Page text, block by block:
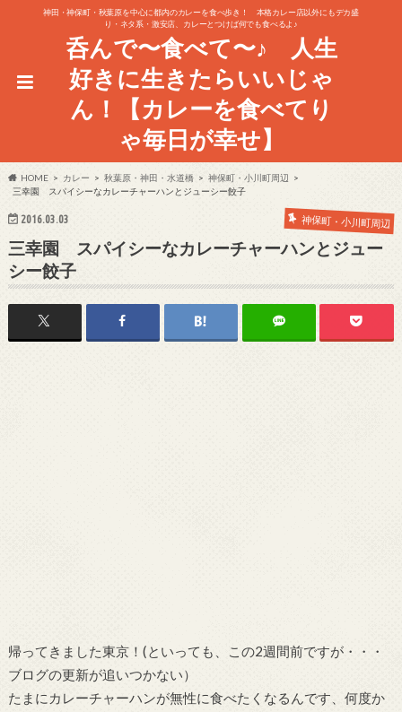
神田・神保町・秋葉原を中心に都内のカレーを食べ歩き！ 本格カレー店以外にもデカ盛
り・ネタ系・激安店、カレーとつけば何でも食べるよ♪
呑んで〜食べて〜♪ 人生
好きに生きたらいいじゃ
ん！【カレーを食べてり
ゃ毎日が幸せ】
HOME カレー 秋葉原・神田・水道橋
神保町・小川町周辺
三幸園 スパイシーなカレーチャーハンとジューシー餃子
2016.03.03 神保町・小川町周辺
三幸園 スパイシーなカレーチャーハンとジュー
シー餃子
帰ってきました東京！(といっても、この2週間前ですが・・・
ブログの更新が追いつかない）
たまにカレーチャーハンが無性に食べたくなるんです、何度か